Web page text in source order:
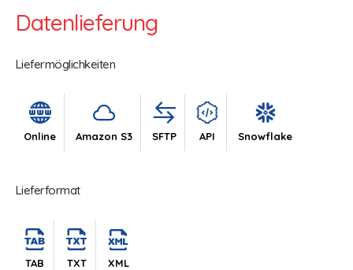
Datenlieferung
Liefermöglichkeiten
Online Amazon S3 SFTP API Snowflake
Lieferformat
TAB TXT XML